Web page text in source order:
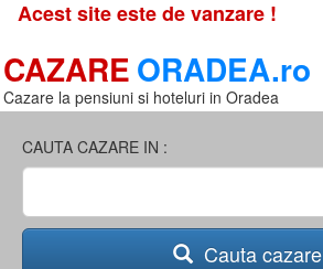
Acest site este de vanzare !
CAZAREORADEA.ro
Cazare la pensiuni si hoteluri in Oradea
CAUTA CAZARE IN :
Cauta cazare